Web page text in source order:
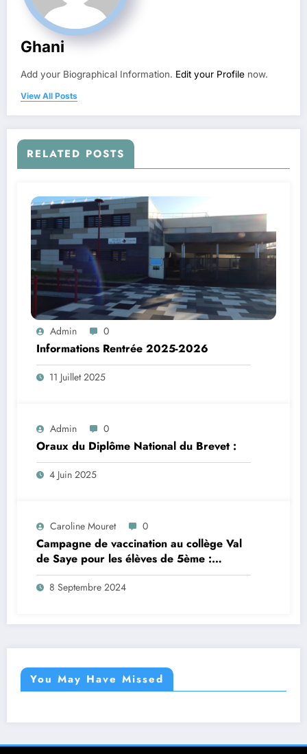
Ghani
Add your Biographical Information. Edit your Profile now.
View All Posts
RELATED POSTS
Admin 0
Informations Rentrée 2025-2026
11 Juillet 2025
Admin 0
Oraux du Diplôme National du Brevet :
4 Juin 2025
Caroline Mouret 0
Campagne de vaccination au collège Val
de Saye pour les élèves de 5ème :
inscription en ligne avant le 28 septembre
2024
8 Septembre 2024
You May Have Missed